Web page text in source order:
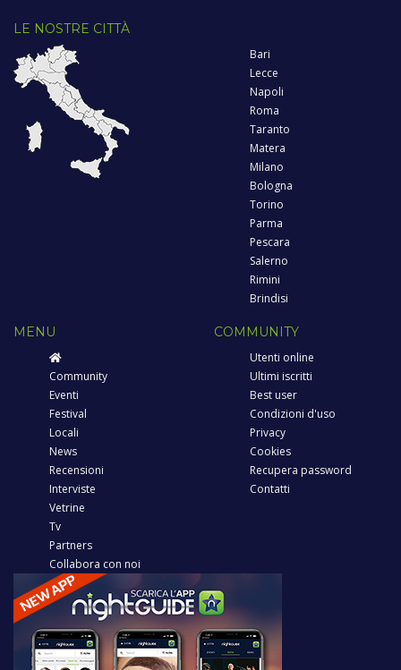
LE NOSTRE CITTÀ
Bari
Lecce
Napoli
Roma
Taranto
Matera
Milano
Bologna
Torino
Parma
Pescara
Salerno
Rimini
Brindisi
MENU
Community
Eventi
Festival
Locali
News
Recensioni
Interviste
Vetrine
Tv
Partners
Collabora con noi
COMMUNITY
Utenti online
Ultimi iscritti
Best user
Condizioni d'uso
Privacy
Cookies
Recupera password
Contatti